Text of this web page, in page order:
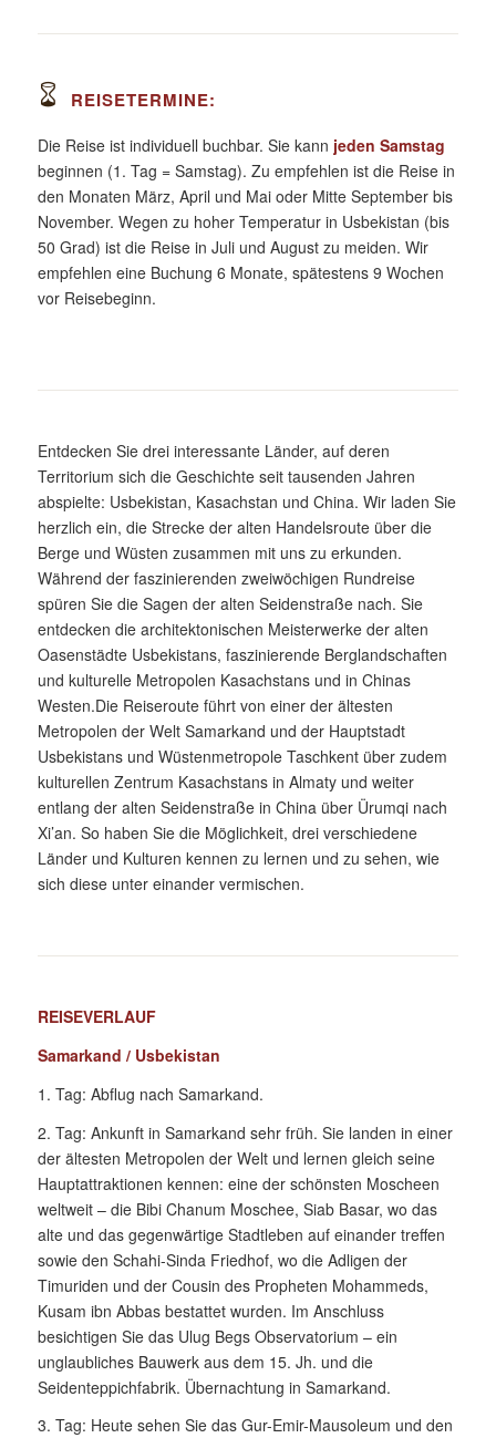
REISETERMINE:
Die Reise ist individuell buchbar. Sie kann jeden Samstag
beginnen (1. Tag = Samstag). Zu empfehlen ist die Reise in
den Monaten März, April und Mai oder Mitte September bis
November. Wegen zu hoher Temperatur in Usbekistan (bis
50 Grad) ist die Reise in Juli und August zu meiden. Wir
empfehlen eine Buchung 6 Monate, spätestens 9 Wochen
vor Reisebeginn.
Entdecken Sie drei interessante Länder, auf deren
Territorium sich die Geschichte seit tausenden Jahren
abspielte: Usbekistan, Kasachstan und China. Wir laden Sie
herzlich ein, die Strecke der alten Handelsroute über die
Berge und Wüsten zusammen mit uns zu erkunden.
Während der faszinierenden zweiwöchigen Rundreise
spüren Sie die Sagen der alten Seidenstraße nach. Sie
entdecken die architektonischen Meisterwerke der alten
Oasenstädte Usbekistans, faszinierende Berglandschaften
und kulturelle Metropolen Kasachstans und in Chinas
Westen.Die Reiseroute führt von einer der ältesten
Metropolen der Welt Samarkand und der Hauptstadt
Usbekistans und Wüstenmetropole Taschkent über zudem
kulturellen Zentrum Kasachstans in Almaty und weiter
entlang der alten Seidenstraße in China über Ürumqi nach
Xi’an. So haben Sie die Möglichkeit, drei verschiedene
Länder und Kulturen kennen zu lernen und zu sehen, wie
sich diese unter einander vermischen.
REISEVERLAUF
Samarkand / Usbekistan
1. Tag: Abflug nach Samarkand.
2. Tag: Ankunft in Samarkand sehr früh. Sie landen in einer
der ältesten Metropolen der Welt und lernen gleich seine
Hauptattraktionen kennen: eine der schönsten Moscheen
weltweit – die Bibi Chanum Moschee, Siab Basar, wo das
alte und das gegenwärtige Stadtleben auf einander treffen
sowie den Schahi-Sinda Friedhof, wo die Adligen der
Timuriden und der Cousin des Propheten Mohammeds,
Kusam ibn Abbas bestattet wurden. Im Anschluss
besichtigen Sie das Ulug Begs Observatorium – ein
unglaubliches Bauwerk aus dem 15. Jh. und die
Seidenteppichfabrik. Übernachtung in Samarkand.
3. Tag: Heute sehen Sie das Gur-Emir-Mausoleum und den